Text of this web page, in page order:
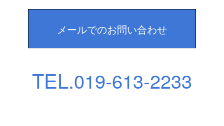
メールでのお問い合わせ
TEL.019-613-2233